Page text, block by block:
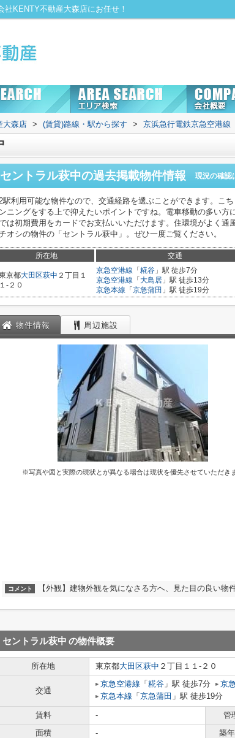
KENTY不動産大森店にお任せ！
大森店 > (賃貸)路線・駅から探す > 京浜急行電鉄京急空港線
セントラル萩中の過去掲載物件情報 現況の確認
駅利用可能な物件なので、交通経路を選ぶことができます。こ
ンニングをする上で抑えたいポイントですね。電車移動の多い
は初期費用をカードでお支払いいただけます。住環境がよく通
オシの物件の「セントラル萩中」。ぜひ一度ご覧ください。
所在地 交通
京都大田区萩中 ２丁目１
１-２０
京急空港線 「 糀谷 」駅 徒歩7分
京急空港線 「 大鳥居 」駅 徒歩13分
京急本線 「 京急蒲田 」駅 徒歩19分
物件情報 周辺施設
※写真や図と実際の現状とが異なる場合は現状を優先させていただき
コメント 【外観】建物外観を気になさる方へ、見た目の良い物
セントラル萩中 の物件概要
所在地 東京都大田区萩中 ２丁目１１-２０
交通
京急空港線 「 糀谷 」駅 徒歩7分 京
京急本線 「 京急蒲田 」駅 徒歩19分
賃料 - 管
面積
- 築